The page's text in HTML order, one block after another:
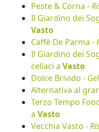
Peste & Corna -
Il Giardino dei
Vasto
Caffè De Parma -
Il Giardino dei
celiaci a Vasto
Dolce Brivido -
Alternativa al
Terzo Tempo
a Vasto
Vecchia Vasto -